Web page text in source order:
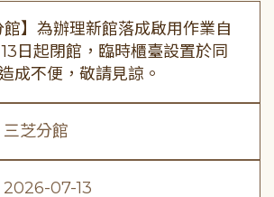
館】為辦理新館落成啟用作業自
13日起閉館，臨時櫃臺設置於同
成不便，敬請見諒。
三芝分館
2026-07-13